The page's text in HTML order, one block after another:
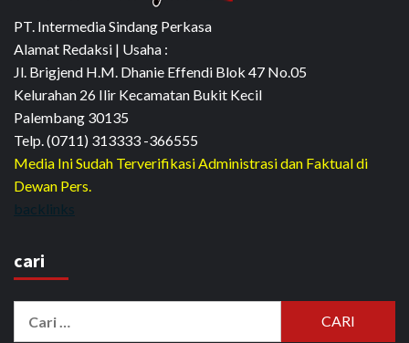
PT. Intermedia Sindang Perkasa
Alamat Redaksi | Usaha :
Jl. Brigjend H.M. Dhanie Effendi Blok 47 No.05
Kelurahan 26 Ilir Kecamatan Bukit Kecil
Palembang 30135
Telp. (0711) 313333 -366555
Media Ini Sudah Terverifikasi Administrasi dan Faktual di
Dewan Pers.
backlinks
cari